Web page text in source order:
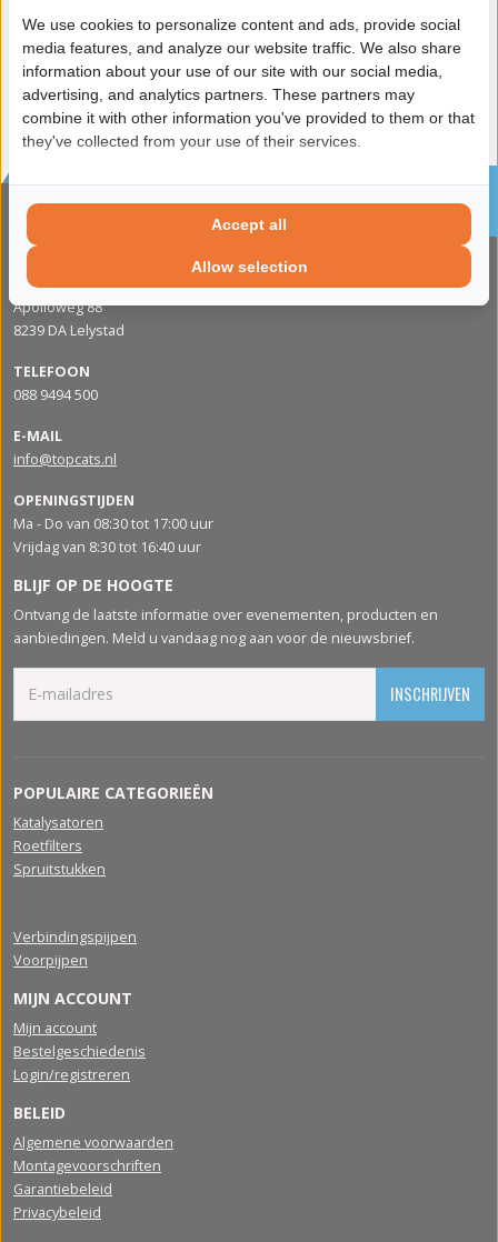
Product in orde:
Controleteken:E9-103R
Sinds 2002 de specialist in katalysatoren en
roetfilters
CONTACTGEGVENS
ADRES
Apolloweg 88
8239 DA Lelystad
TELEFOON
088 9494 500
E-MAIL
info@topcats.nl
OPENINGSTIJDEN
Ma - Do van 08:30 tot 17:00 uur
Vrijdag van 8:30 tot 16:40 uur
BLIJF OP DE HOOGTE
Ontvang de laatste informatie over evenementen, producten en
aanbiedingen. Meld u vandaag nog aan voor de nieuwsbrief.
INSCHRIJVEN
POPULAIRE CATEGORIEËN
Katalysatoren
Roetfilters
Spruitstukken
Verbindingspijpen
Voorpijpen
MIJN ACCOUNT
Mijn account
Bestelgeschiedenis
Login/registreren
BELEID
Algemene voorwaarden
Montagevoorschriften
Garantiebeleid
Privacybeleid
We use cookies to personalize content and ads, provide social
media features, and analyze our website traffic. We also share
information about your use of our site with our social media,
advertising, and analytics partners. These partners may
combine it with other information you've provided to them or that
they've collected from your use of their services.
Allow selection
Accept all